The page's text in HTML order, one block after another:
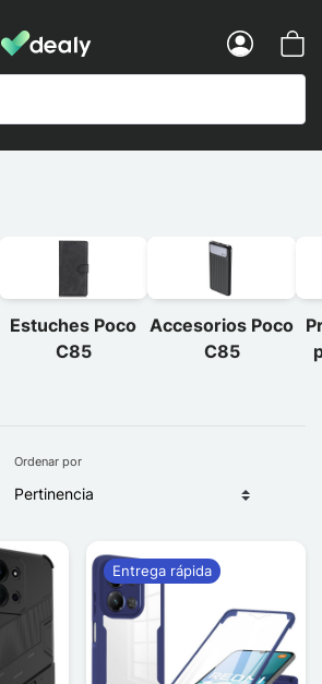
Dealy - Fundas y accesorios para
Estuches Poco
C85
Accesorios Poco
C85
Ordenar por
Entrega rápida